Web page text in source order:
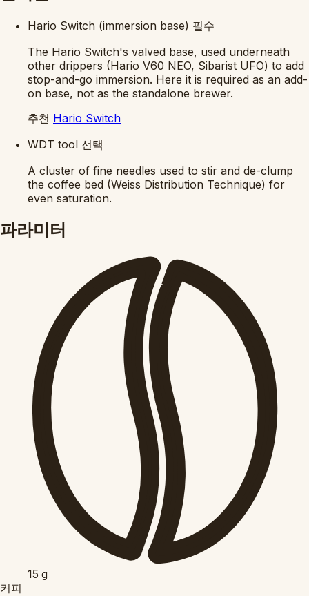
Hario Switch (immersion base) 필수
The Hario Switch's valved base, used underneath
other drippers (Hario V60 NEO, Sibarist UFO) to add
stop-and-go immersion. Here it is required as an add-
on base, not as the standalone brewer.
추천 Hario Switch
WDT tool 선택
A cluster of fine needles used to stir and de-clump
the coffee bed (Weiss Distribution Technique) for
even saturation.
파라미터
15g
커피